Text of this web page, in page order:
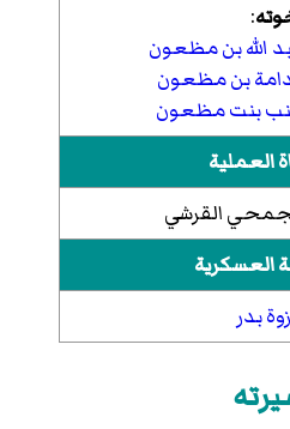
:
الله بن مظعون
بن مظعون
بنت مظعون
العملية
القرشي
العسكرية
بدر